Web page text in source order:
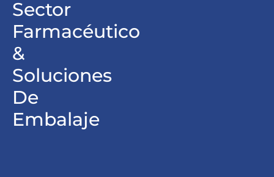
Sector
Farmacéutico
&
Soluciones
De
Embalaje